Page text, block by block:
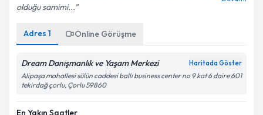
olduğu samimi...
Adres 1 Online Görüşme
Dream Danışmanlık ve Yaşam Merkezi Haritada Göster
Alipaşa mahallesi sülün caddesi ballı business center no 9 kat 6 daire 601
tekirdağ çorlu, Çorlu 59860
En Yakın Saatler